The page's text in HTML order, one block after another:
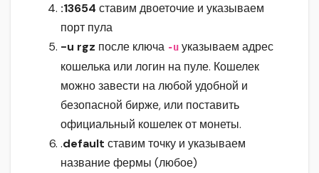
:13654 ставим двоеточие и указываем
порт пула
-u rgz после ключа -u указываем адрес
кошелька или логин на пуле. Кошелек
можно завести на любой удобной и
безопасной бирже, или поставить
официальный кошелек от монеты.
.default ставим точку и указываем
название фермы (любое)